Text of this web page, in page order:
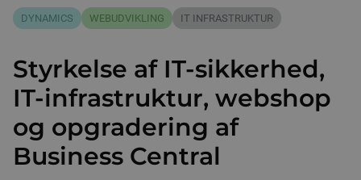
DYNAMICS WEBUDVIKLING IT INFRASTRUKTUR
Styrkelse af IT-sikkerhed,
IT-infrastruktur, webshop
og opgradering af
Business Central